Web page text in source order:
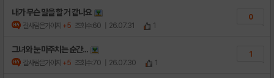
내가 무슨 말을 할 거 같나요
갈사람은가야지 +5 조회수:60 | 26.07.31 1
0
그녀와 눈 마주치는 순간...
갈사람은가야지 +5 조회수:70 | 26.07.30 1
1